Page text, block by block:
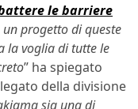
le barriere
progetto di queste
la voglia di tutte le
” ha spiegato
della divisione
sia una di